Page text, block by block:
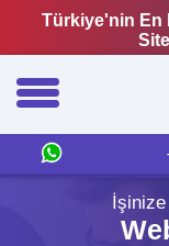
Türkiye'nin En